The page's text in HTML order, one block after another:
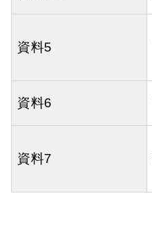
資料5
資料6
資料7